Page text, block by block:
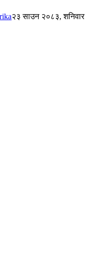
२३ साउन २०८३, शनिवार